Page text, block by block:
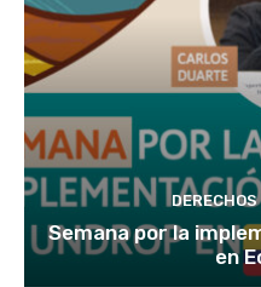
Semana por la
en